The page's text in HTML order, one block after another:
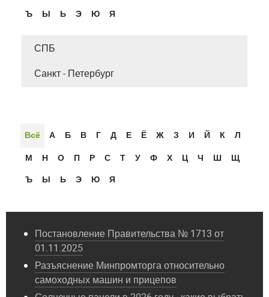
Ъ
Ы Ь Э Ю Я
СПБ
Санкт - Петербург
Всё А Б В Г Д Е Ё Ж З И Й К
Л
М
Н О П Р С Т У Ф Х Ц Ч Ш
Щ
Ъ
Ы Ь Э Ю Я
Постановление Правительства № 1713 от
01.11.2025
Разъяснение Минпромторга относительно
самоходных машин и прицепов